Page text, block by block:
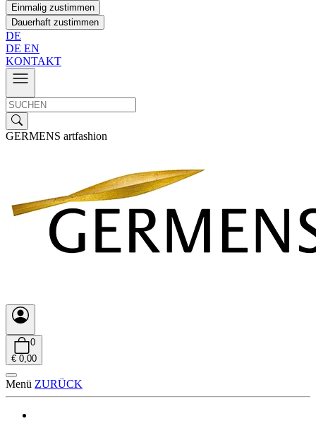
Einmalig zustimmen
Dauerhaft zustimmen
DE
DE EN
KONTAKT
GERMENS artfashion
0
€ 0,00
Menü ZURÜCK